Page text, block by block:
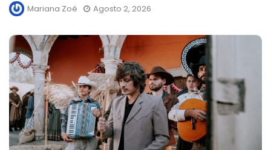
Mariana Zoé Agosto 2, 2026